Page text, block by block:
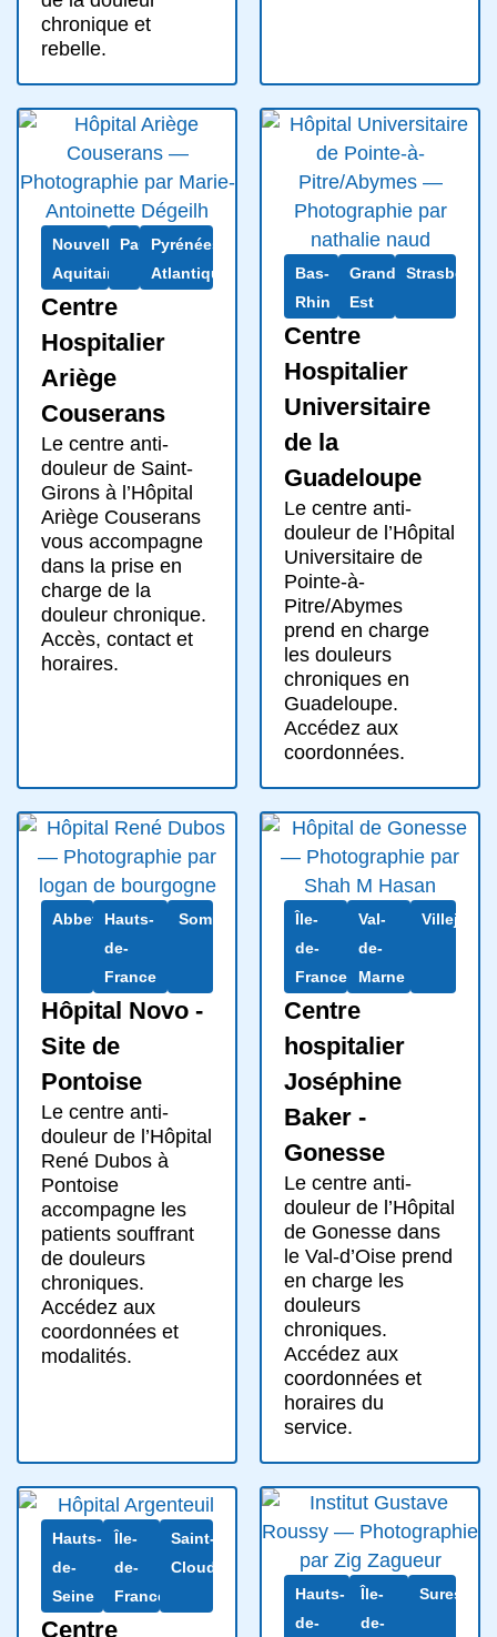
chronique et
rebelle.
Nouvelle-
Aquitaine
Pau
Pyrénées-
Atlantiques
Centre
Hospitalier
Ariège
Couserans
Le centre anti-
douleur de Saint-
Girons à l’Hôpital
Ariège Couserans
vous accompagne
dans la prise en
charge de la
douleur chronique.
Accès, contact et
horaires.
Bas-
Rhin
Grand
Est
Strasbourg
Centre
Hospitalier
Universitaire
de la
Guadeloupe
Le centre anti-
douleur de l’Hôpital
Universitaire de
Pointe-à-
Pitre/Abymes
prend en charge
les douleurs
chroniques en
Guadeloupe.
Accédez aux
coordonnées.
AbbevilleHauts-
de-
France
Somme
Hôpital Novo -
Site de
Pontoise
Le centre anti-
douleur de l’Hôpital
René Dubos à
Pontoise
accompagne les
patients souffrant
de douleurs
chroniques.
Accédez aux
coordonnées et
modalités.
Île-
de-
France
Val-
de-
Marne
Villejuif
Centre
hospitalier
Joséphine
Baker -
Gonesse
Le centre anti-
douleur de l’Hôpital
de Gonesse dans
le Val-d’Oise prend
en charge les
douleurs
chroniques.
Accédez aux
coordonnées et
horaires du
service.
Hauts-
de-
Seine
Île-
de-
France
Saint-
Cloud
Centre
Hauts-
de-
Île-
de-
Suresnes